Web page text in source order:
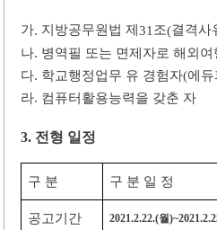
가. 지방공무원법 제 31 조(결격사
나. 병역필 또는 면제자로 해외
다. 학교행정업무 유 경험자(에
라. 컴퓨터활용능력을 갖춘 자
3. 전형 일정
구 분 구 분 일 정
공고기간 2021.2.22.(월